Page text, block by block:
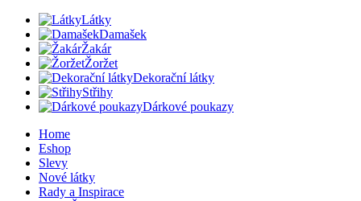
Látky
Damašek
Žakár
Žoržet
Dekorační látky
Střihy
Dárkové poukazy
Home
Eshop
Slevy
Nové látky
Rady a Inspirace